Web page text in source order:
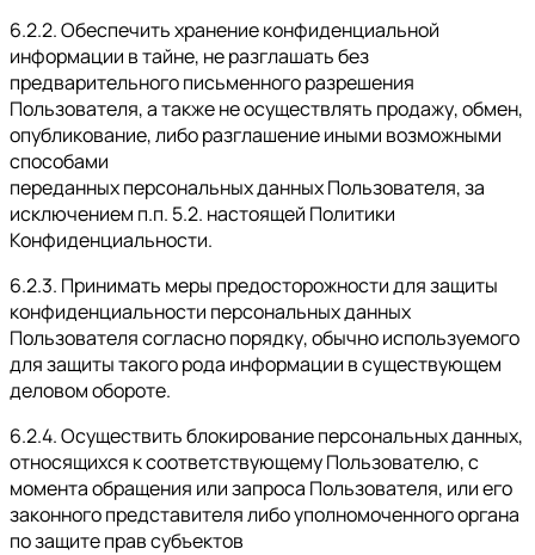
6.2.2. Обеспечить хранение конфиденциальной
информации в тайне, не разглашать без
предварительного письменного разрешения
Пользователя, а также не осуществлять продажу, обмен,
опубликование, либо разглашение иными возможными
способами
переданных персональных данных Пользователя, за
исключением п.п. 5.2. настоящей Политики
Конфиденциальности.
6.2.3. Принимать меры предосторожности для защиты
конфиденциальности персональных данных
Пользователя согласно порядку, обычно используемого
для защиты такого рода информации в существующем
деловом обороте.
6.2.4. Осуществить блокирование персональных данных,
относящихся к соответствующему Пользователю, с
момента обращения или запроса Пользователя, или его
законного представителя либо уполномоченного органа
по защите прав субъектов